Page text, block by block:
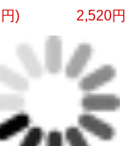
) 2,520